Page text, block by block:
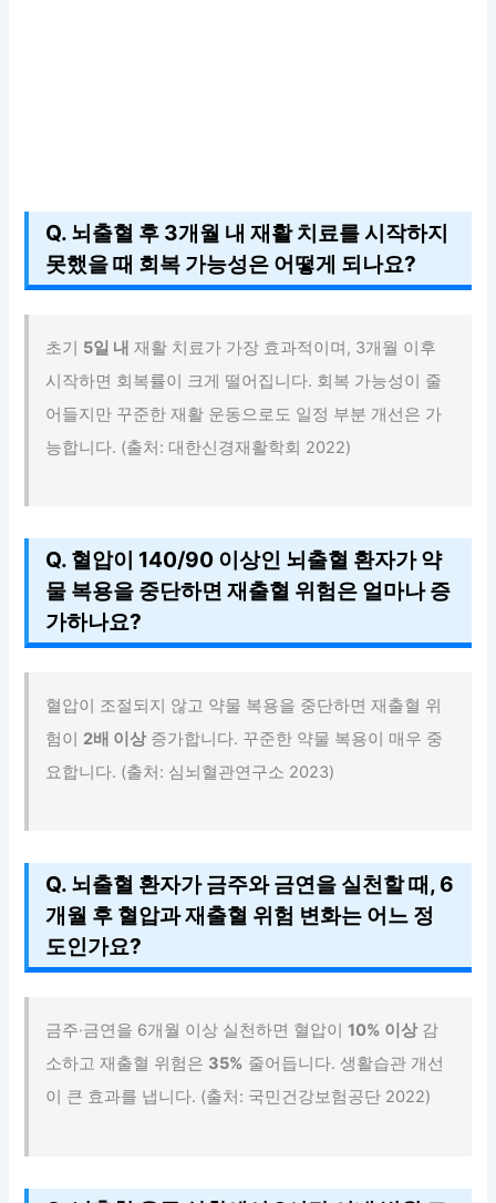
Q. 뇌출혈 후 3개월 내 재활 치료를 시작하지
못했을 때 회복 가능성은 어떻게 되나요?
초기 5일 내 재활 치료가 가장 효과적이며, 3개월 이후
시작하면 회복률이 크게 떨어집니다. 회복 가능성이 줄
어들지만 꾸준한 재활 운동으로도 일정 부분 개선은 가
능합니다. (출처: 대한신경재활학회 2022)
Q. 혈압이 140/90 이상인 뇌출혈 환자가 약
물 복용을 중단하면 재출혈 위험은 얼마나 증
가하나요?
혈압이 조절되지 않고 약물 복용을 중단하면 재출혈 위
험이 2배 이상증가합니다. 꾸준한 약물 복용이 매우 중
요합니다. (출처: 심뇌혈관연구소 2023)
Q. 뇌출혈 환자가 금주와 금연을 실천할 때, 6
개월 후 혈압과 재출혈 위험 변화는 어느 정
도인가요?
금주·금연을 6개월 이상 실천하면 혈압이10% 이상감
소하고 재출혈 위험은 35% 줄어듭니다. 생활습관 개선
이 큰 효과를 냅니다. (출처: 국민건강보험공단 2022)